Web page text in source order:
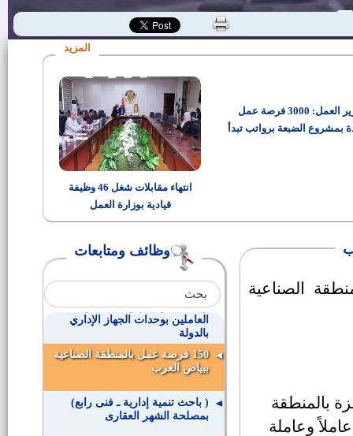
المزيد
وزير العمل: 3000 فرصة عمل
بمشروع الضبعة برواتب تبدأ
انتهاء مقابلات شغل 46 وظيفة
قيادية بوزارة العمل
الصناعية
بالمنطقة
ببياض العرب شرق النيل عن حاجتها لعدد 150 عاملاً وعاملة
وظائف ومتابعات
كاشير وصرافين بدولة الكويت
محفظ قرآن كريم بالمكافأة
وظيفة معاون أمن
عدد (2050) عامل حراسة ليلية
بالدرجه السادسة
رئيس الوحدة المحلية لقرية بياض
العرب
وظائف عن طريق النقل بين
العاملين بوحدات الجهاز الإداري
بالدولة
150 فرصة عمل بالمنطقة الصناعية
ببياض العرب
( باحث تنمية إدارية ـ فنى رابع)
بمصلحة الشهر العقارى